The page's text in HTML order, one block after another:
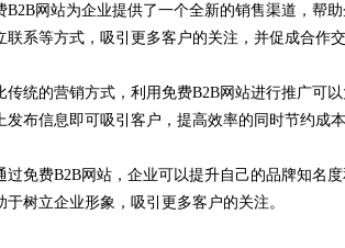
B2B网站为企业提供了一个全新的销售渠道，帮
联系等方式，吸引更多客户的关注，并促成合作
传统的营销方式，利用免费B2B网站进行推广可
发布信息即可吸引客户，提高效率的同时节约成
过免费B2B网站，企业可以提升自己的品牌知名
树立企业形象，吸引更多客户的关注。